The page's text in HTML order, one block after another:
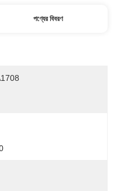
পণ্যের বিবরণ